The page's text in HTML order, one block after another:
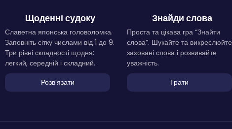
Щоденні судоку
Славетна японська головоломка.
Заповніть сітку числами від 1 до 9.
Три рівні складності щодня:
легкий, середній і складний.
Розвʼязати
Знайди слова
Проста та цікава гра “Знайти
слова”. Шукайте та викреслюйте
заховані слова і розвивайте
уважність.
Грати